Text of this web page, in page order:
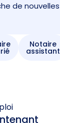
de nouvelles
Notaire
assistant